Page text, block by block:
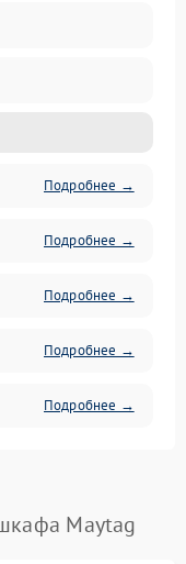
Подробнее →
Подробнее →
Подробнее →
Подробнее →
Подробнее →
Maytag